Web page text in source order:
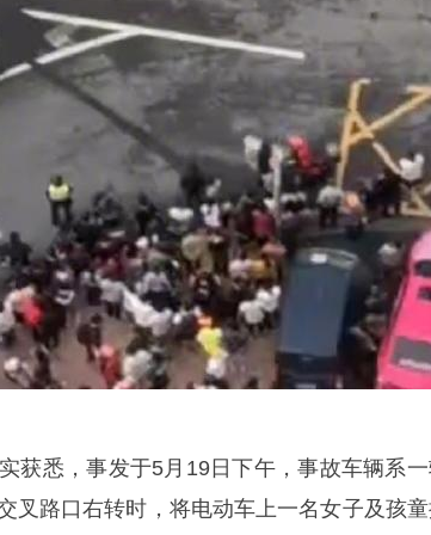
获悉，事发于5月19日下午，事故车辆系
叉路口右转时，将电动车上一名女子及孩